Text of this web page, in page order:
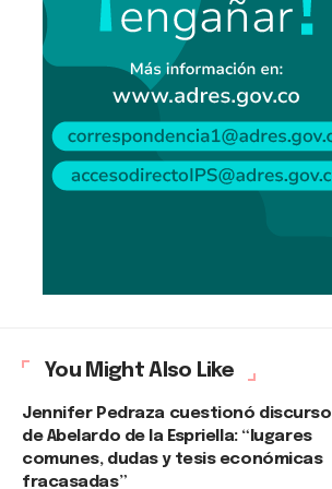
You Might Also Like
Jennifer Pedraza cuestionó discurso
de Abelardo de la Espriella: “lugares
comunes, dudas y tesis económicas
fracasadas”